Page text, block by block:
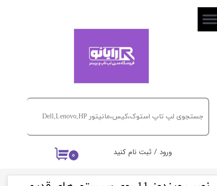
۰ ورود / ثبت نام کنید
حساب کاربری من
خروج از حساب کاربری